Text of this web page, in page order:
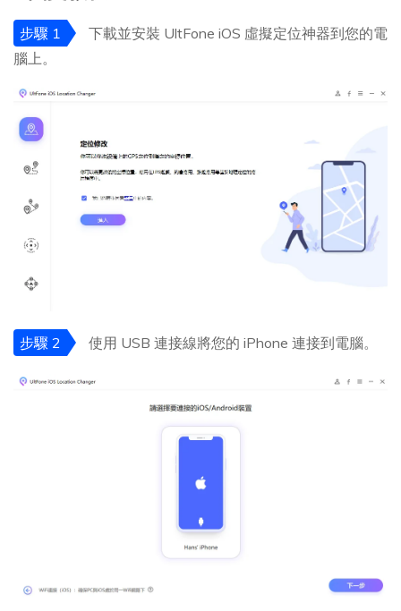
步驟 1
下載並安裝 UltFone iOS 虛擬定位神器到您的電
腦上。
步驟 2 使用 USB 連接線將您的 iPhone 連接到電腦。